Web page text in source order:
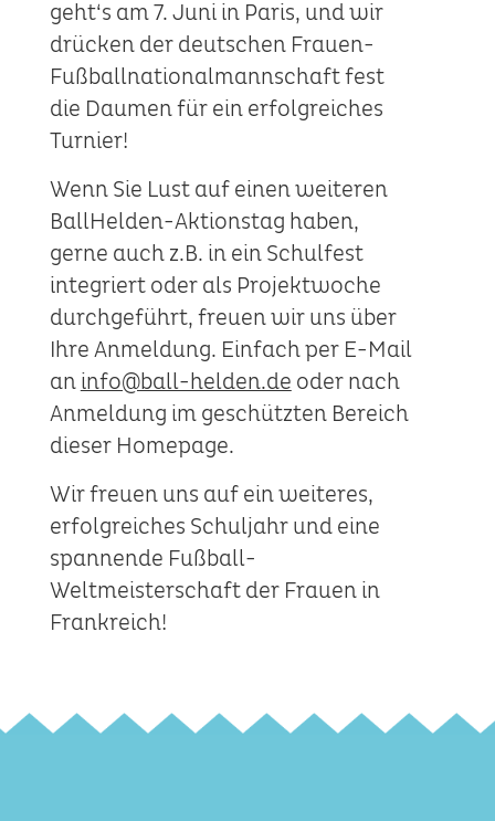
geht‘s am 7. Juni in Paris, und wir
drücken der deutschen Frauen-
Fußballnationalmannschaft fest
die Daumen für ein erfolgreiches
Turnier!
Wenn Sie Lust auf einen weiteren
BallHelden-Aktionstag haben,
gerne auch z.B. in ein Schulfest
integriert oder als Projektwoche
durchgeführt, freuen wir uns über
Ihre Anmeldung. Einfach per E-Mail
an info@ball-helden.de oder nach
Anmeldung im geschützten Bereich
dieser Homepage.
Wir freuen uns auf ein weiteres,
erfolgreiches Schuljahr und eine
spannende Fußball-
Weltmeisterschaft der Frauen in
Frankreich!